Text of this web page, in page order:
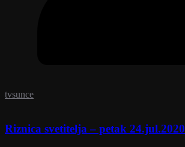
tvsunce
Riznica svetitelja – petak 24.jul.2020